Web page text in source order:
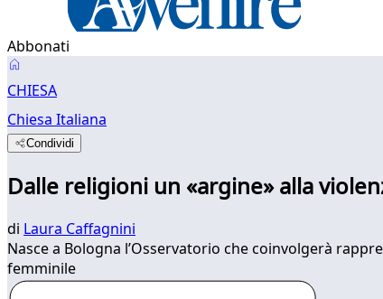
Abbonati
CHIESA
Chiesa Italiana
Condividi
Dalle religioni un «argine» alla
di Laura Caffagnini
Nasce a Bologna l’Osservatorio che coinvolgerà
femminile